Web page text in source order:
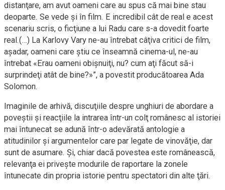
distanţare, am avut oameni care au spus că mai bine stau
deoparte. Se vede şi în film. E incredibil cât de real e acest
scenariu scris, o ficţiune a lui Radu care s-a dovedit foarte
real.(…) La Karlovy Vary ne-au întrebat câţiva critici de film,
aşadar, oameni care ştiu ce înseamnă cinema-ul, ne-au
întrebat «Erau oameni obişnuiţi, nu? cum aţi făcut să-i
surprindeţi atât de bine?»”, a povestit producătoarea Ada
Solomon.
Imaginile de arhivă, discuţiile despre unghiuri de abordare a
poveştii şi reacţiile la intrarea într-un colţ românesc al istoriei
mai întunecat se adună într-o adevărată antologie a
atitudinilor şi argumentelor care par legate de vinovăţie, dar
sunt de asumare. Şi, chiar dacă povestea este românească,
relevanţa ei priveşte modurile de raportare la zonele
întunecate din propria istorie pentru spectatori din alte ţări.